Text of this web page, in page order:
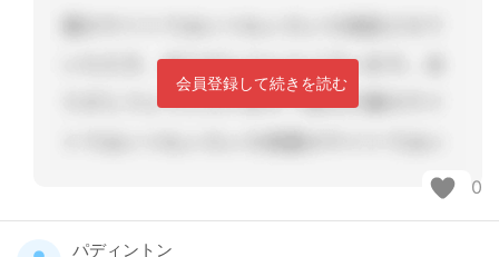
会員登録して続きを読む
0
パディントン